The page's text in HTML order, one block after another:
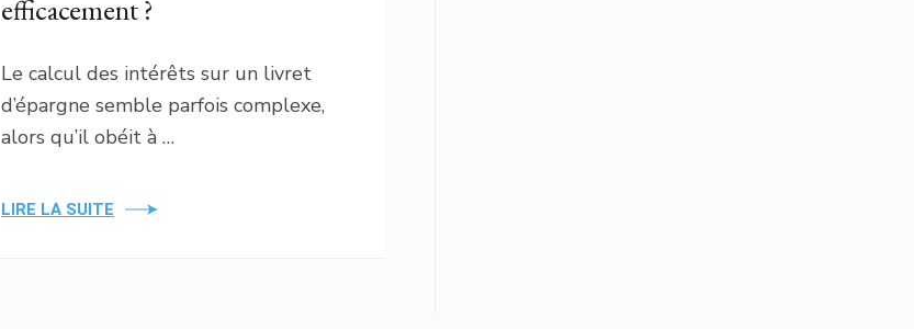
efficacement ?
Le calcul des intérêts sur un livret
d’épargne semble parfois complexe,
alors qu’il obéit à …
LIRE LA SUITE